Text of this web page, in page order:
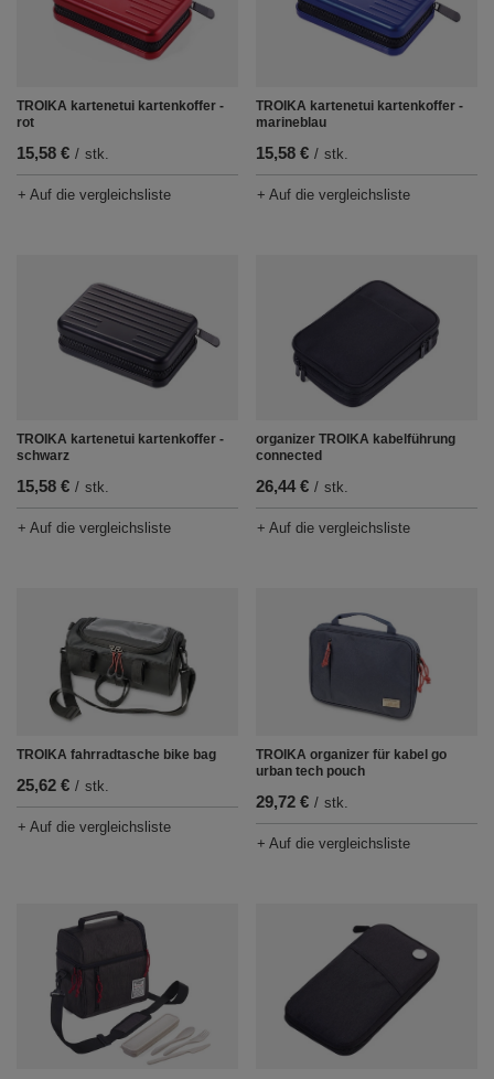
TROIKA kartenetui kartenkoffer -
rot
15,58 € / stk.
+ Auf die vergleichsliste
TROIKA kartenetui kartenkoffer -
marineblau
15,58 € / stk.
+ Auf die vergleichsliste
TROIKA kartenetui kartenkoffer -
schwarz
15,58 € / stk.
+ Auf die vergleichsliste
organizer TROIKA kabelführung
connected
26,44 € / stk.
+ Auf die vergleichsliste
TROIKA fahrradtasche bike bag
25,62 € / stk.
+ Auf die vergleichsliste
TROIKA organizer für kabel go
urban tech pouch
29,72 € / stk.
+ Auf die vergleichsliste